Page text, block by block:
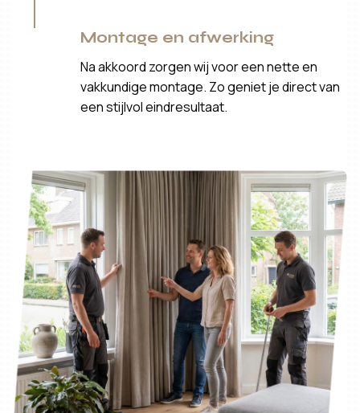
Montage en afwerking
Na akkoord zorgen wij voor een nette en
vakkundige montage. Zo geniet je direct van
een stijlvol eindresultaat.